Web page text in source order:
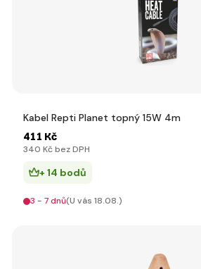
Kabel Repti Planet topný 15W 4m
411 Kč
340 Kč bez DPH
+ 14 bodů
3 - 7 dnů(U vás 18.08.)